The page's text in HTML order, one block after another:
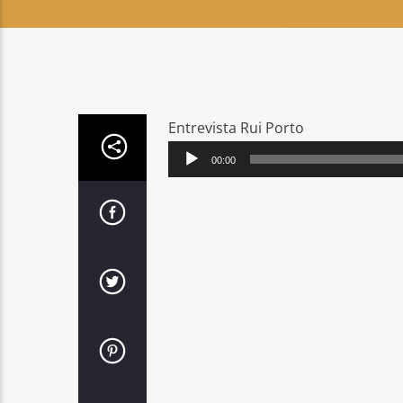
Entrevista Rui Porto
Reprodutor
de
00:00